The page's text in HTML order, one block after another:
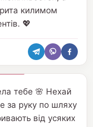
килимом
💖
тебе 🌸 Нехай
за руку по шляху
від усяких